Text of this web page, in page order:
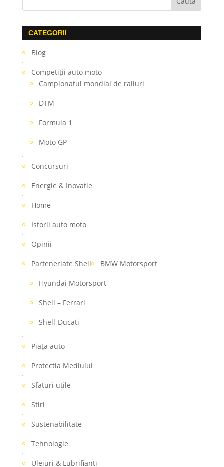
CATEGORII
Blog
Competiţii auto moto
Campionatul mondial de raliuri
DTM
Formula 1
Moto GP
Concursuri
Energie & Inovatie
Home
Istorii auto moto
Opinii
Parteneriate Shell BMW Motorsport
Hyundai Motorsport
Shell – Ferrari
Shell-Ducati
Piaţa auto
Protectia Mediului
Sfaturi utile
Stiri
Sustenabilitate
Tehnologie
Uleiuri & Lubrifianti